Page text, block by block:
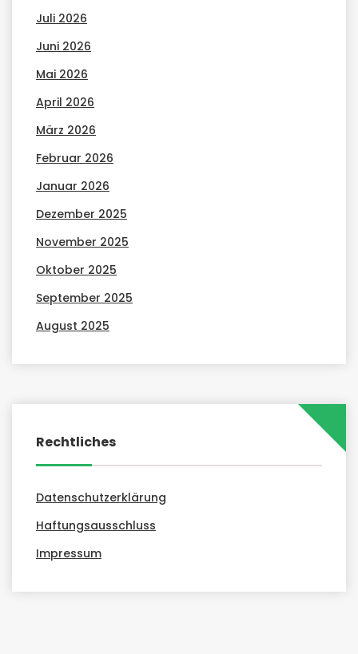
Juli 2026
Juni 2026
Mai 2026
April 2026
März 2026
Februar 2026
Januar 2026
Dezember 2025
November 2025
Oktober 2025
September 2025
August 2025
Rechtliches
Datenschutzerklärung
Haftungsausschluss
Impressum